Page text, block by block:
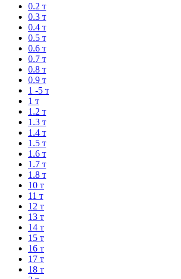
0.2 т
0.3 т
0.4 т
0.5 т
0.6 т
0.7 т
0.8 т
0.9 т
1 -5 т
1 т
1.2 т
1.3 т
1.4 т
1.5 т
1.6 т
1.7 т
1.8 т
10 т
11 т
12 т
13 т
14 т
15 т
16 т
17 т
18 т